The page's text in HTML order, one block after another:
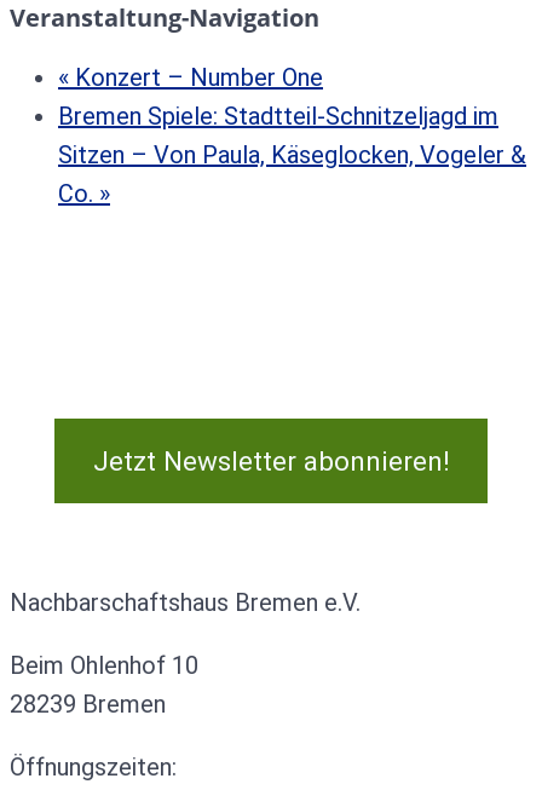
Veranstaltung-Navigation
« Konzert – Number One
Bremen Spiele: Stadtteil-Schnitzeljagd im
Sitzen – Von Paula, Käseglocken, Vogeler &
Co. »
Jetzt Newsletter abonnieren!
Nachbarschaftshaus Bremen e.V.
Beim Ohlenhof 10
28239 Bremen
Öffnungszeiten: